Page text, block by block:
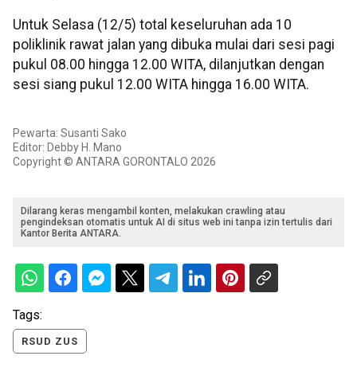
Untuk Selasa (12/5) total keseluruhan ada 10
poliklinik rawat jalan yang dibuka mulai dari sesi pagi
pukul 08.00 hingga 12.00 WITA, dilanjutkan dengan
sesi siang pukul 12.00 WITA hingga 16.00 WITA.
Pewarta: Susanti Sako
Editor: Debby H. Mano
Copyright © ANTARA GORONTALO 2026
Dilarang keras mengambil konten, melakukan crawling atau
pengindeksan otomatis untuk AI di situs web ini tanpa izin tertulis dari
Kantor Berita ANTARA.
Tags:
RSUD ZUS